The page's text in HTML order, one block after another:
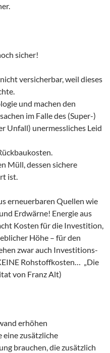
sicher!
versicherbar, weil dieses
und machen den
im Falle des (Super-)
Unfall) unermessliches Leid
Müll, dessen sichere
ist.
erneuerbaren Quellen wie
Erdwärne! Energie aus
Kosten für die Investition,
Höhe – für den
zwar auch Investitions-
Rohstoffkosten… „Die
von Franz Alt)
erhöhen
eine zusätzliche
brauchen, die zusätzlich